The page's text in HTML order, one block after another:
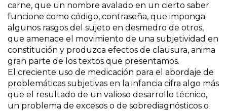
carne, que un nombre avalado en un cierto saber
funcione como código, contraseña, que imponga
algunos rasgos del sujeto en desmedro de otros,
que amenace el movimiento de una subjetividad en
constitución y produzca efectos de clausura, anima
gran parte de los textos que presentamos.
El creciente uso de medicación para el abordaje de
problemáticas subjetivas en la infancia cifra algo más
que el resultado de un valioso desarrollo técnico,
un problema de excesos o de sobrediagnósticos o